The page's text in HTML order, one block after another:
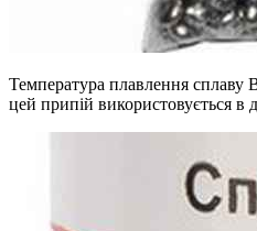
Температура плавлення сплаву
цей припій використовується в